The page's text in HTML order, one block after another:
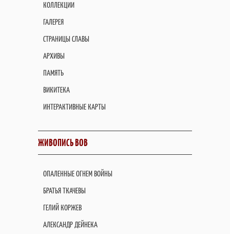
КОЛЛЕКЦИИ
ГАЛЕРЕЯ
СТРАНИЦЫ СЛАВЫ
АРХИВЫ
ПАМЯТЬ
ВИКИТЕКА
ИНТЕРАКТИВНЫЕ КАРТЫ
ЖИВОПИСЬ ВОВ
ОПАЛЕННЫЕ ОГНЕМ ВОЙНЫ
БРАТЬЯ ТКАЧЕВЫ
ГЕЛИЙ КОРЖЕВ
АЛЕКСАНДР ДЕЙНЕКА